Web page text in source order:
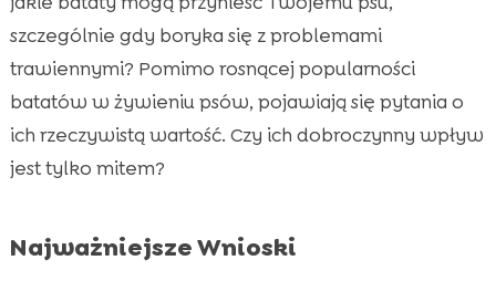
 Korzyści zdrowotne wynikające z
suplementacji batatami
 Jak wprowadzić bataty do diety psa
Bataty a układ odpornościowy psa
 Znaczenie batatów dla skóry i sierści psa
CricksyDog: Idealna karma dla wrażliwych
psów
szczególnie gdy boryka się z problemami
trawiennymi? Pomimo rosnącej popularności
batatów w żywieniu psów, pojawiają się pytania o
ich rzeczywistą wartość. Czy ich dobroczynny wpływ
jest tylko mitem?
Najważniejsze Wnioski